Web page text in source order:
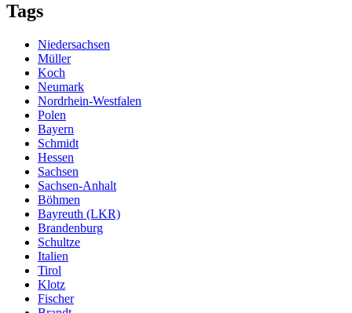
Tags
Niedersachsen
Müller
Koch
Neumark
Nordrhein-Westfalen
Polen
Bayern
Schmidt
Hessen
Sachsen
Sachsen-Anhalt
Böhmen
Bayreuth (LKR)
Brandenburg
Schultze
Italien
Tirol
Klotz
Fischer